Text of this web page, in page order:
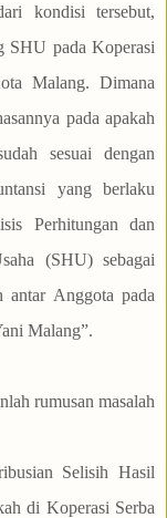
kondisi tersebut,
SHU pada Koperasi
Malang. Dimana
pada apakah
sesuai dengan
yang berlaku
Perhitungan dan
(SHU) sebagai
antar Anggota pada
Malang”.
rumusan masalah
Selisih Hasil
di Koperasi Serba